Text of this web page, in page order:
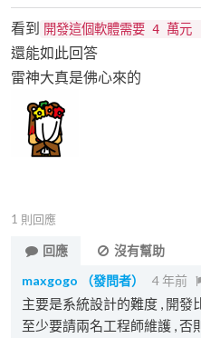
看到 開發這個軟體需要 4 萬
還能如此回答
雷神大真是佛心來的
1 則回應
回應
沒有幫助
maxgogo
（發問者） 4 年前
主要是系統設計的難度 , 開發
至少要請兩名工程師維護 , 否